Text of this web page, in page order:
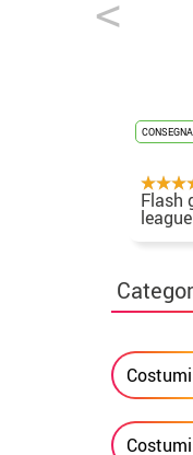
Flash
ragazzo